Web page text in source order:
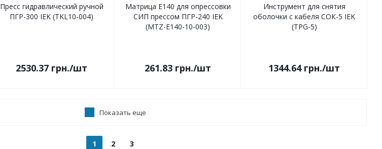
Пресс гидравлический ручной
ПГР-300 IEK (TKL10-004)
2530.37 грн./шт
Матрица E140 для опрессовки
СИП прессом ПГР-240 IEK
(MTZ-E140-10-003)
261.83 грн./шт
Инструмент для снятия
оболочки с кабеля СОК-5 IEK
(TPG-5)
1344.64грн./шт
Показать еще
1 2 3